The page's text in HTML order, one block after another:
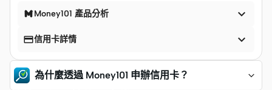
Money101 產品分析 
信用卡詳情 
為什麼透過 Money101 申辦信用卡？